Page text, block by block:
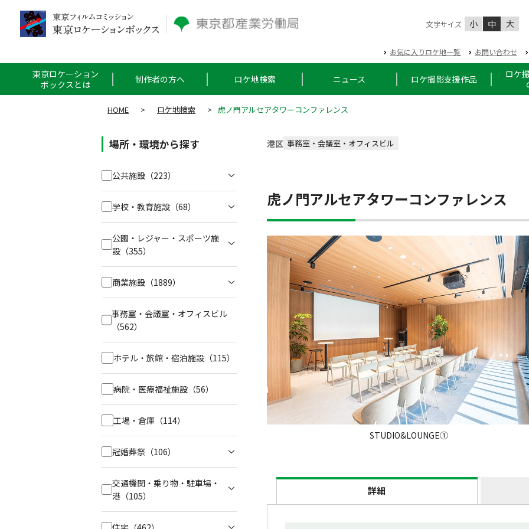
文字サイズ 小 中 大
お気に入りロケ地一覧 お問い合わせ
東京ロケーション
ボックスとは
制作者の方へ ロケ地検索 ニュース ロケ撮影支援作品
ロケ
HOME > ロケ地検索 > 虎ノ門アルセアタワーコンファレンス
港区 事務室・会議室・オフィスビル
虎ノ門アルセアタワーコンファレンス
STUDIO&LOUNGE①
詳細
場所・環境から探す
公共施設 （223）
学校・教育施設 （68）
公園・レジャー・スポーツ施
設 （355）
商業施設 （1889）
事務室・会議室・オフィスビル
（562）
ホテル・旅館・宿泊施設 （115）
病院・医療福祉施設 （56）
工場・倉庫 （114）
冠婚葬祭 （106）
交通機関・乗り物・駐車場・
港 （105）